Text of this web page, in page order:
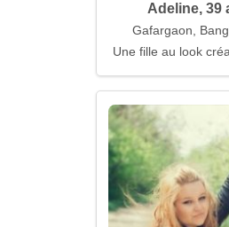
Adeline, 39
Gafargaon,
Une fille au look